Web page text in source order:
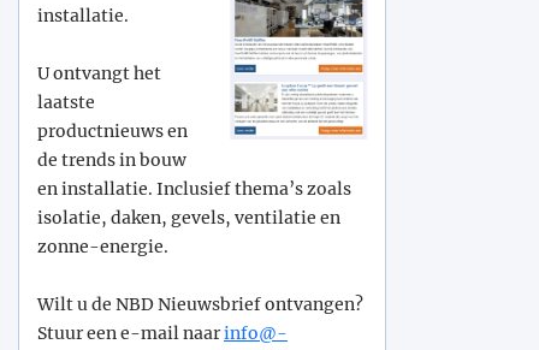
installatie.
U ontvangt het
laatste
productnieuws en
de trends in bouw
en installatie. Inclusief thema’s zoals
isolatie, daken, gevels, ventilatie en
zonne-energie.
Wilt u de NBD Nieuwsbrief ontvangen?
Stuur een e-mail naarinfo@­